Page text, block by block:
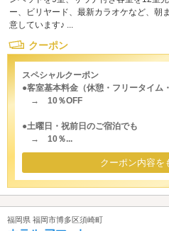
ー、ビリヤード、最新カラオケなど、朝
意しています♪ ...
クーポン
スペシャルクーポン
●客室基本料金（休憩・フリータイム
→ 10％OFF
●土曜日・祝前日のご宿泊でも
→ 10％...
クーポン内容を
福岡県 福岡市博多区須崎町